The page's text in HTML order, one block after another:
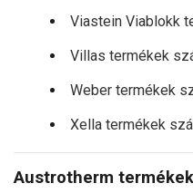
Viastein Viablokk
Villas termékek
Weber termékek
Xella termékek
Austrotherm